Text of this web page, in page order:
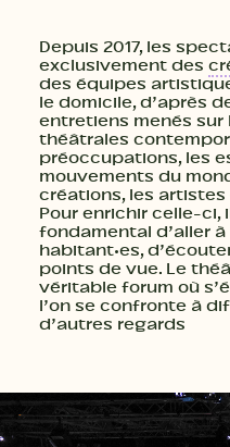
Depuis 2017, les
exclusivement des
des équipes
le domicile, d’après
entretiens menés sur
théâtrales
préoccupations, les
mouvements du
créations, les
Pour enrichir celle-ci,
fondamental d’aller
habitant·es,
points de vue. Le
véritable forum où
l’on se confronte à
d’autres regards